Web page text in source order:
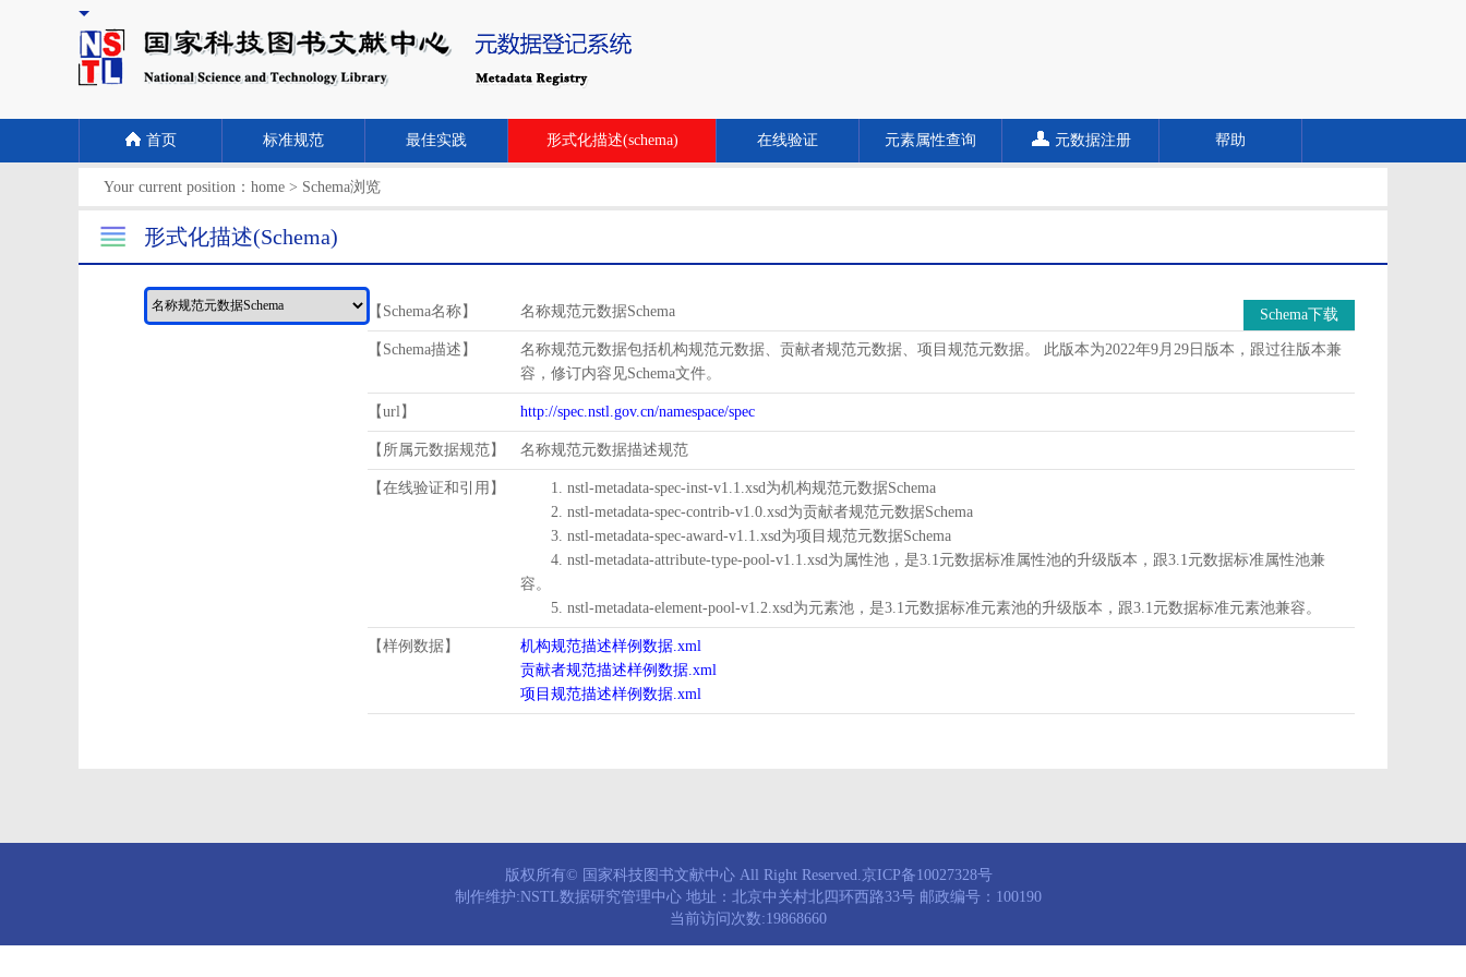
首页 标准规范 最佳实践 形式化描述(schema) 在线验证 元素属性查询 元数据注册 帮助
Your current position： home > Schema浏览
形式化描述(Schema)
【Schema名称】 名称规范元数据Schema Schema下载
【Schema描述】
名称规范元数据包括机构规范元数据、贡献者规范元数据、项目规范元数据。 此版本为2022年9月29日版本，跟过往版本兼
容，修订内容见Schema文件。
【url】 http://spec.nstl.gov.cn/namespace/spec
【所属元数据规范】 名称规范元数据描述规范
【在线验证和引用】
1. nstl-metadata-spec-inst-v1.1.xsd为机构规范元数据Schema
2. nstl-metadata-spec-contrib-v1.0.xsd为贡献者规范元数据Schema
3. nstl-metadata-spec-award-v1.1.xsd为项目规范元数据Schema
4. nstl-metadata-attribute-type-pool-v1.1.xsd为属性池，是3.1元数据标准属性池的升级版本，跟3.1元数据标准属性池兼
容。
5. nstl-metadata-element-pool-v1.2.xsd为元素池，是3.1元数据标准元素池的升级版本，跟3.1元数据标准元素池兼容。
【样例数据】
机构规范描述样例数据.xml
贡献者规范描述样例数据.xml
项目规范描述样例数据.xml
版权所有© 国家科技图书文献中心 All Right Reserved.京ICP备10027328号
制作维护:NSTL数据研究管理中心 地址：北京中关村北四环西路33号 邮政编号：100190
当前访问次数:19868660